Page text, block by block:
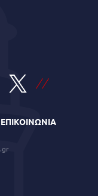
ΕΠΙΚΟΙΝΩΝΙΑ